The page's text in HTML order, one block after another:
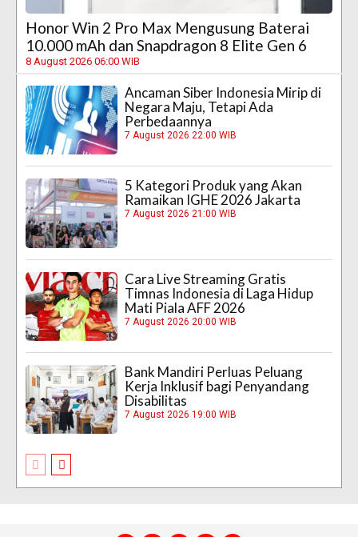
Honor Win 2 Pro Max Mengusung Baterai
10.000 mAh dan Snapdragon 8 Elite Gen 6
8 August 2026 06:00 WIB
Ancaman Siber Indonesia Mirip di
Negara Maju, Tetapi Ada
Perbedaannya
7 August 2026 22:00 WIB
5 Kategori Produk yang Akan
Ramaikan IGHE 2026 Jakarta
7 August 2026 21:00 WIB
Cara Live Streaming Gratis
Timnas Indonesia di Laga Hidup
Mati Piala AFF 2026
7 August 2026 20:00 WIB
Bank Mandiri Perluas Peluang
Kerja Inklusif bagi Penyandang
Disabilitas
7 August 2026 19:00 WIB